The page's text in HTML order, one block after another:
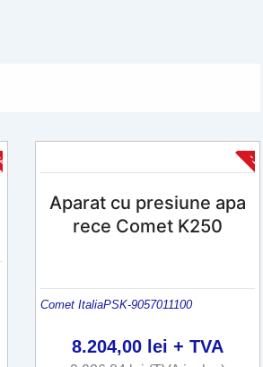
-10%
Aparat cu presiune apa
rece Comet K250
Comet ItaliaPSK-9057011100
8.204,00 lei + TVA